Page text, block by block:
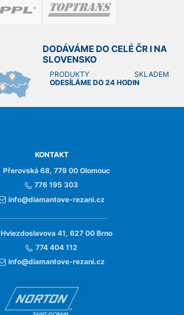
DODÁVÁME DO CELÉ ČR I NA
SLOVENSKO
PRODUKTY SKLADEM
ODESÍLÁME DO 24 HODIN
KONTAKT
Přerovská 68, 779 00 Olomouc
776 195 303
info@diamantove-rezani.cz
Hviezdoslavova 41, 627 00 Brno
774 404 112
info@diamantove-rezani.cz